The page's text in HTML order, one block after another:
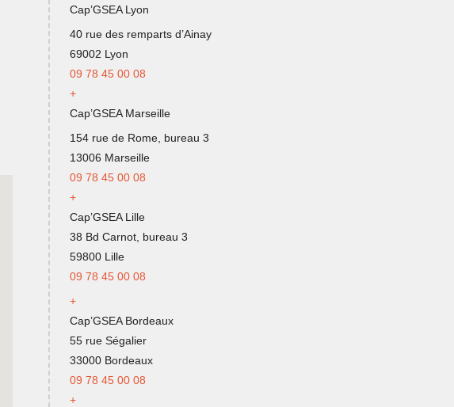
Cap’GSEA Lyon
40 rue des remparts d’Ainay
69002 Lyon
09 78 45 00 08
+
Cap’GSEA Marseille
154 rue de Rome, bureau 3
13006 Marseille
09 78 45 00 08
+
Cap’GSEA Lille
38 Bd Carnot, bureau 3
59800 Lille
09 78 45 00 08
+
Cap’GSEA Bordeaux
55 rue Ségalier
33000 Bordeaux
09 78 45 00 08
+